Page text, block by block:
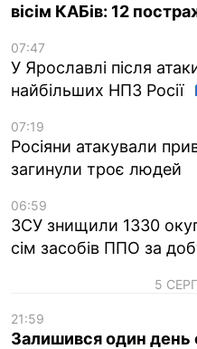
вісім КАБів: 12
07:47
У Ярославлі після
найбільших НПЗ Росії
07:19
Росіяни атакували
загинули троє людей
06:59
ЗСУ знищили 1330
сім засобів ППО за
5
21:59
Залишився один день